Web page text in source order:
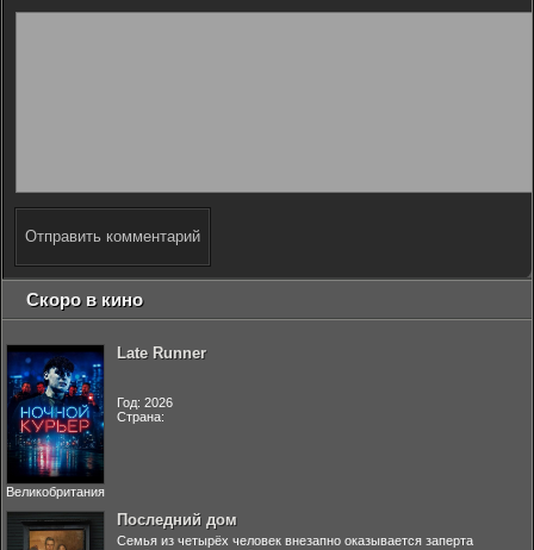
Отправить комментарий
Скоро в кино
Late Runner
Год: 2026
Страна:
Великобритания
Последний дом
Семья из четырёх человек внезапно оказывается заперта